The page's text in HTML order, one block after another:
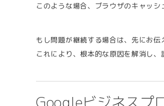
このような場合、ブラウザのキャッ
もし問題が継続する場合は、先にお
これにより、根本的な原因を解消し、